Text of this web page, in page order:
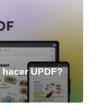
UPDF?